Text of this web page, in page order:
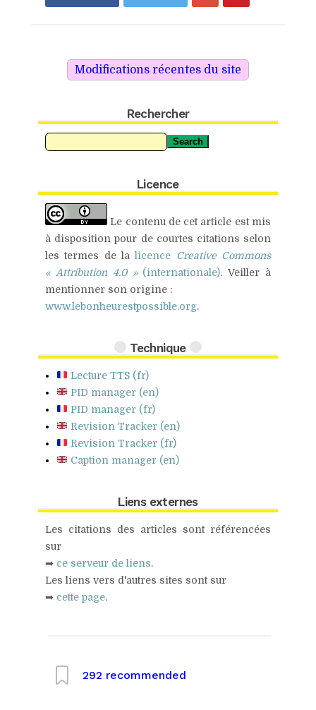
Rechercher
Search
Licence
Le contenu de cet article est mis
à disposition pour de courtes citations selon
les termes de lalicence Creative Commons
« Attribution 4.0 »(internationale). Veiller à
mentionner son origine :
www.lebonheurestpossible.org.
Technique
Lecture TTS (fr)
PID manager (en)
PID manager (fr)
Revision Tracker (en)
Revision Tracker (fr)
Caption manager (en)
Liens externes
Les citations des articles sont référencées
sur
➡ ce serveur de liens.
Les liens vers d'autres sites sont sur
➡ cette page.
292 recommended